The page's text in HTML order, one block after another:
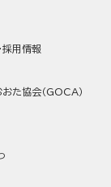
採用情報
た協会（GOCA）